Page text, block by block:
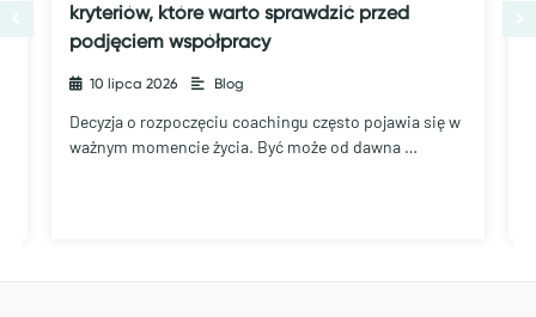
kryteriów, które warto sprawdzić przed
podjęciem współpracy
10 lipca 2026 Blog
Decyzja o rozpoczęciu coachingu często pojawia się w
ważnym momencie życia. Być może od dawna …